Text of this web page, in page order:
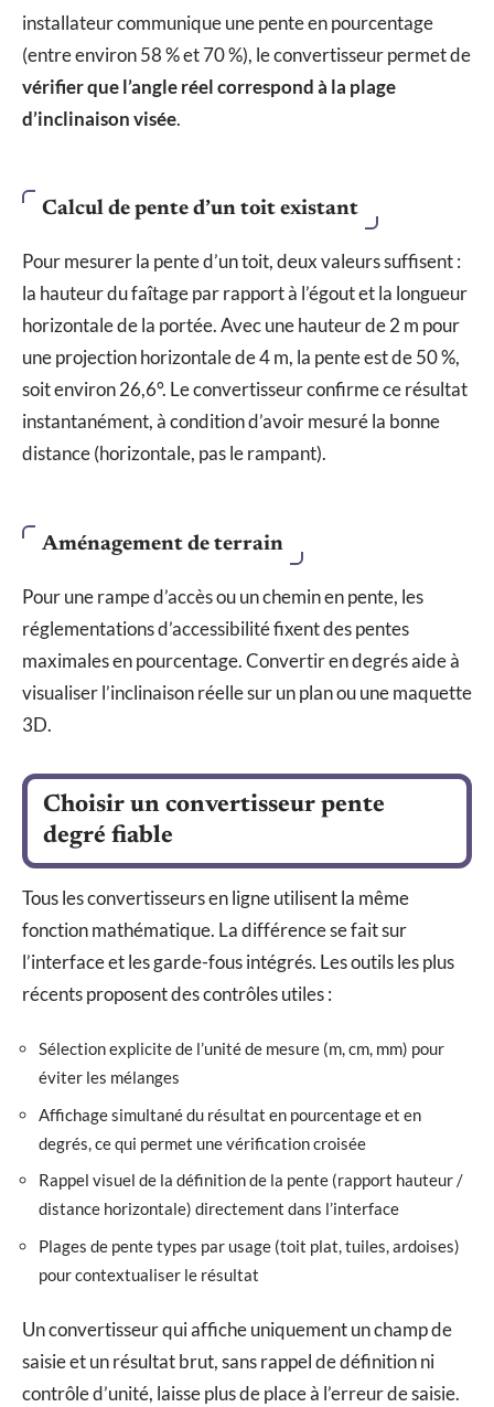
installateur communique une pente en pourcentage
(entre environ 58 % et 70 %), le convertisseur permet de
vérifier que l’angle réel correspond à la plage
d’inclinaison visée.
Calcul de pente d’un toit existant
Pour mesurer la pente d’un toit, deux valeurs suffisent :
la hauteur du faîtage par rapport à l’égout et la longueur
horizontale de la portée. Avec une hauteur de 2 m pour
une projection horizontale de 4 m, la pente est de 50 %,
soit environ 26,6°. Le convertisseur confirme ce résultat
instantanément, à condition d’avoir mesuré la bonne
distance (horizontale, pas le rampant).
Aménagement de terrain
Pour une rampe d’accès ou un chemin en pente, les
réglementations d’accessibilité fixent des pentes
maximales en pourcentage. Convertir en degrés aide à
visualiser l’inclinaison réelle sur un plan ou une maquette
3D.
Choisir un convertisseur pente
degré fiable
Tous les convertisseurs en ligne utilisent la même
fonction mathématique. La différence se fait sur
l’interface et les garde-fous intégrés. Les outils les plus
récents proposent des contrôles utiles :
Sélection explicite de l’unité de mesure (m, cm, mm) pour
éviter les mélanges
Affichage simultané du résultat en pourcentage et en
degrés, ce qui permet une vérification croisée
Rappel visuel de la définition de la pente (rapport hauteur /
distance horizontale) directement dans l’interface
Plages de pente types par usage (toit plat, tuiles, ardoises)
pour contextualiser le résultat
Un convertisseur qui affiche uniquement un champ de
saisie et un résultat brut, sans rappel de définition ni
contrôle d’unité, laisse plus de place à l’erreur de saisie.